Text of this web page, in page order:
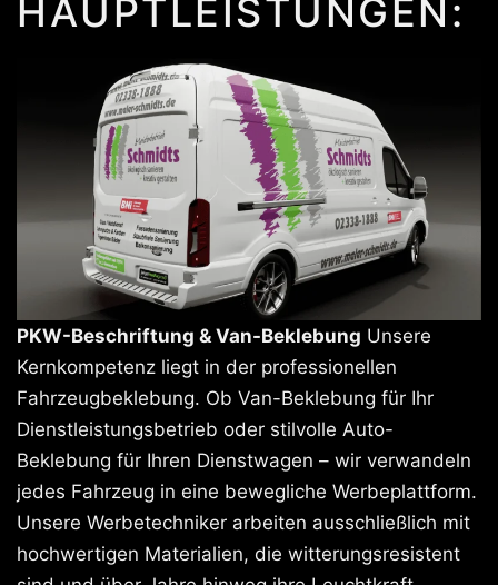
HAUPTLEISTUNGEN:
PKW-Beschriftung & Van-Beklebung Unsere
Kernkompetenz liegt in der professionellen
Fahrzeugbeklebung. Ob Van-Beklebung für Ihr
Dienstleistungsbetrieb oder stilvolle Auto-
Beklebung für Ihren Dienstwagen – wir verwandeln
jedes Fahrzeug in eine bewegliche Werbeplattform.
Unsere Werbetechniker arbeiten ausschließlich mit
hochwertigen Materialien, die witterungsresistent